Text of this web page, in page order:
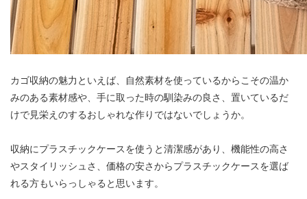
カゴ収納の魅力といえば、自然素材を使っているからこその温か
みのある素材感や、手に取った時の馴染みの良さ、置いているだ
けで見栄えのするおしゃれな作りではないでしょうか。
収納にプラスチックケースを使うと清潔感があり、機能性の高さ
やスタイリッシュさ、価格の安さからプラスチックケースを選ば
れる方もいらっしゃると思います。